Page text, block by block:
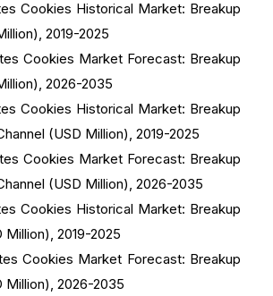
Cookies Historical Market: Breakup
2019-2025
Cookies Market Forecast: Breakup
2026-2035
Cookies Historical Market: Breakup
(USD Million), 2019-2025
Cookies Market Forecast: Breakup
(USD Million), 2026-2035
Cookies Historical Market: Breakup
Million), 2019-2025
Cookies Market Forecast: Breakup
Million), 2026-2035